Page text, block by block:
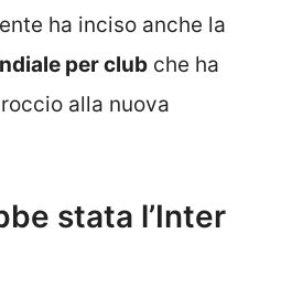
ha inciso anche la
per club che ha
alla nuova
stata l’Inter